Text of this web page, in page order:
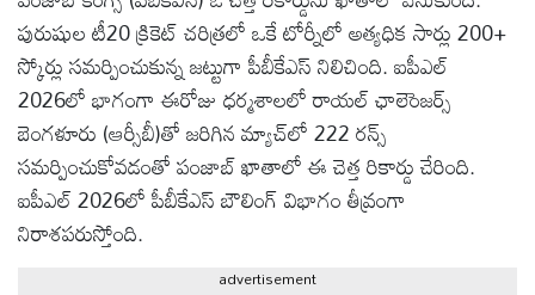
కెరీర్ &
ఉద్యోగాలు
లైవ్
టీవి
వ్యవసాయం
పురుషుల టీ20 క్రికెట్ చరిత్రలో ఒకే టోర్నీలో అత్యధిక సార్లు 200+
స్కోర్లు సమర్పించుకున్న జట్టుగా పీబీకేఎస్ నిలిచింది. ఐపీఎల్
2026లో భాగంగా ఈరోజు ధర్మశాలలో రాయల్‌ ఛాలెెంజర్స్‌
బెంగళూరు (ఆర్సీబీ)తో జరిగిన మ్యాచ్‌లో 222 రన్స్
సమర్పించుకోవడంతో పంజాబ్ ఖాతాలో ఈ చెత్త రికార్డు చేరింది.
ఐపీఎల్ 2026లో పీబీకేఎస్ బౌలింగ్ విభాగం తీవ్రంగా
నిరాశపరుస్తోంది.
advertisement